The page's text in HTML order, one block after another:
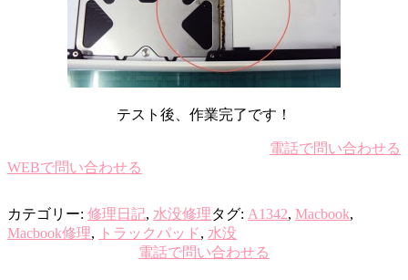
テスト後、作業完了です！
電話で問い合わせる
WEBで問い合わせる
カテゴリー: 修理日記, 水没修理タグ: A1342, Macbook,
Macbook修理, トラックパッド, 水没
電話で問い合わせる